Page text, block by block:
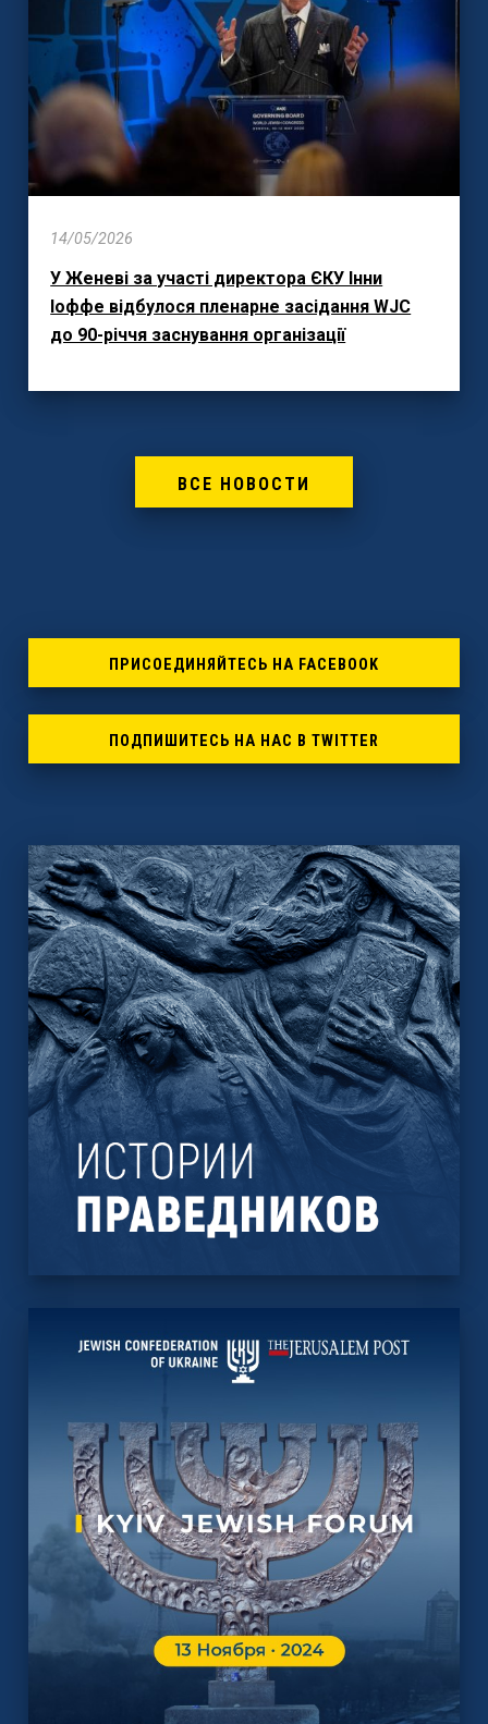
14/05/2026
У Женеві за участі директора ЄКУ Інни
Іоффе відбулося пленарне засідання WJC
до 90-річчя заснування організації
ВСЕ НОВОСТИ
ПРИСОЕДИНЯЙТЕСЬ НА FACEBOOK
ПОДПИШИТЕСЬ НА НАС В TWITTER